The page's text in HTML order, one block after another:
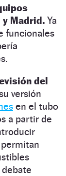
Madrid. Ya
funcionales
del
versión
en el tubo
a partir de